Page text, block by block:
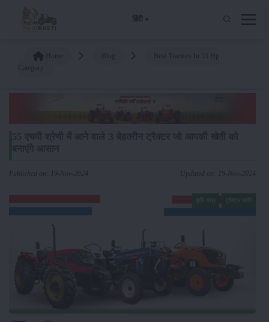
हिंदी
Published on: 19-Nov-2024 Updated on: 19-Nov-2024